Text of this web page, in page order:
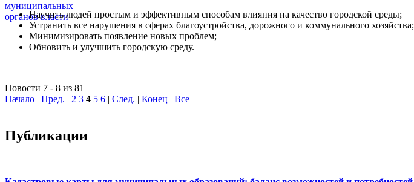
Научить людей простым и эффективным способам влияния на качество городской среды;
Устранить все нарушения в сферах благоустройства, дорожного и коммунального хозяйства;
Минимизировать появление новых проблем;
Обновить и улучшить городскую среду.
Новости 7 - 8 из 81
Начало | Пред. | 2 3 4 5 6 | След. | Конец | Все
Публикации